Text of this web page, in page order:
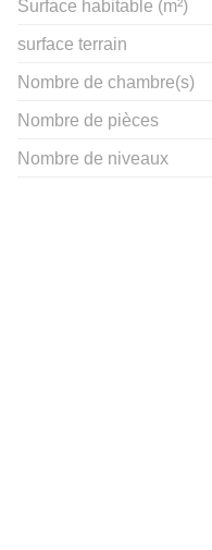
Surface habitable (m²)
surface terrain
Nombre de chambre(s)
Nombre de pièces
Nombre de niveaux